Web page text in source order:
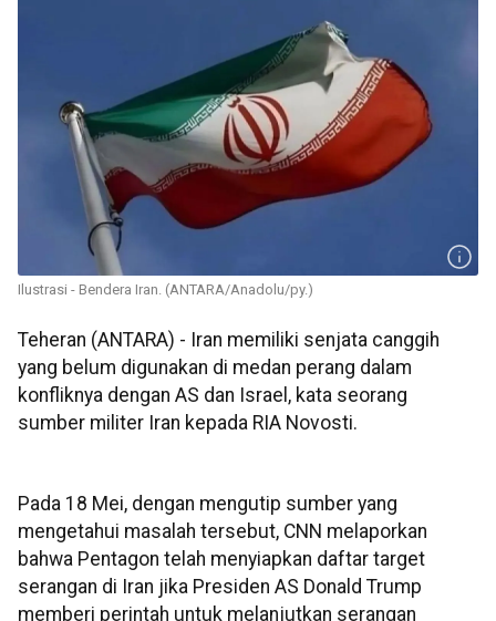
Ilustrasi - Bendera Iran. (ANTARA/Anadolu/py.)
Teheran (ANTARA) - Iran memiliki senjata canggih
yang belum digunakan di medan perang dalam
konfliknya dengan AS dan Israel, kata seorang
sumber militer Iran kepada RIA Novosti.
Pada 18 Mei, dengan mengutip sumber yang
mengetahui masalah tersebut, CNN melaporkan
bahwa Pentagon telah menyiapkan daftar target
serangan di Iran jika Presiden AS Donald Trump
memberi perintah untuk melanjutkan serangan